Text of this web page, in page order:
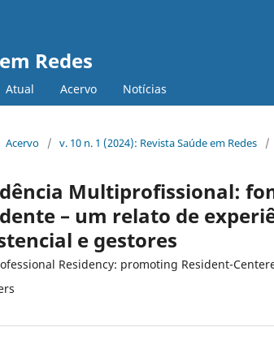
Redes
Atual Acervo Notícias
Acervo / v. 10 n. 1 (2024): Revista Saúde em Redes /
Multiprofissional:
– um relato de
e gestores
Residency: promoting Resident-